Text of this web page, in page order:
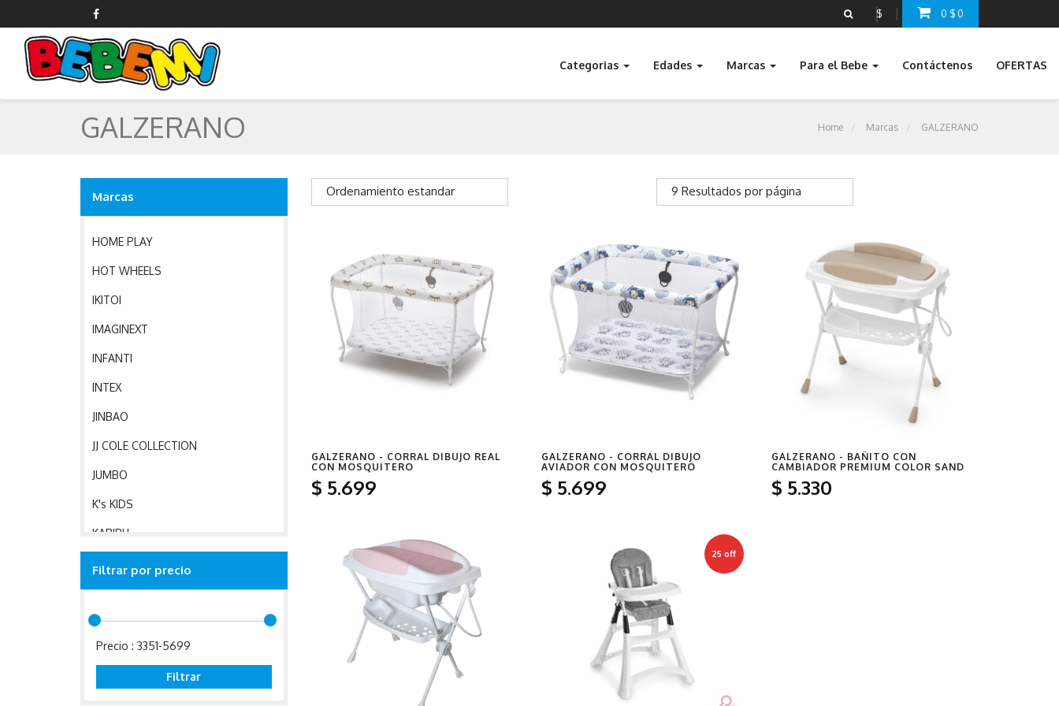
$ 0 $ 0
Categorias Edades Marcas Para el Bebe Contáctenos OFERTAS
Home Marcas GALZERANO
GALZERANO
Marcas
GALZERANO
GEOMAG
GIOTTO
GRACO
HOME PLAY
HOT WHEELS
IKITOI
IMAGINEXT
INFANTI
INTEX
JINBAO
JJ COLE COLLECTION
JUMBO
K's KIDS
KARIBU
KEEP
KOGEE
KOOLSUN
Filtrar por precio
Precio : 3351-5699
Ordenamiento estandar 9 Resultados por página
GALZERANO - CORRAL DIBUJO REAL
CON MOSQUITERO
$ 5.699
GALZERANO - CORRAL DIBUJO
AVIADOR CON MOSQUITERO
$ 5.699
GALZERANO - BAÑITO CON
CAMBIADOR PREMIUM COLOR SAND
$ 5.330
25 off